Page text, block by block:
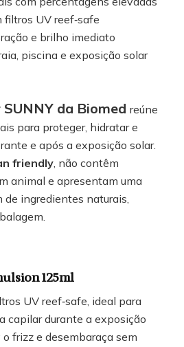
UV reef‑safe
e brilho imediato
piscina e exposição solar
da Biomed reúne
para proteger, hidratar e
e após a exposição solar.
friendly, não contêm
animal e apresentam uma
ingredientes naturais,
125ml
UV reef‑safe, ideal para
capilar durante a exposição
frizz e desembaraça sem